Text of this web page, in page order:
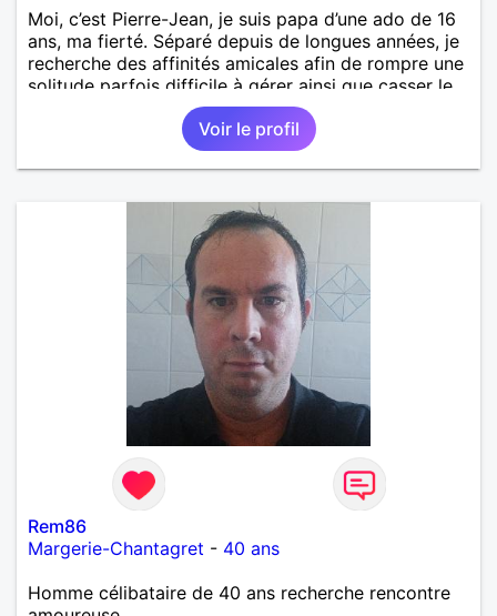
Moi, c’est Pierre-Jean, je suis papa d’une ado de 16
ans, ma fierté. Séparé depuis de longues années, je
recherche des affinités amicales afin de rompre une
solitude parfois difficile à gérer ainsi que casser le
vague à l’âme. L’amitié reste extrêmement
importante à mes yeux mais peut se décliner en des
sentiments plus puissants. « Le temps fera son
œuvre » disait Arthur Schopenhauer, philosophe
autant être trop locace. Je suis bourré de qualités
avec très peu de défauts. Je suis altruiste,
bienveillant, empathique, attentionné, honnête,
respectueux, doux de caractère et compréhensif : je
laisse « glisser » beaucoup de choses. Mais ne vous
m’éprenez pas Mesdames, si une personne que
j’aime me trahit une fois, il n’y aura pas de seconde
chance et je l’effacerai à « vitam eternam ».
Néanmoins, je suis un tout petit peu maniaque ainsi
qu’impatient. J’essaye de faire des efforts. Rien de
bien dramatique ! Du moins je le pense……Je suis un
homme facile à vivre. À vous si vous le souhaitez,
d’apprendre à me connaître davantage. J’en serai
ravi….A très bientôt je l’espère.
Voir le profil
Rem86
Margerie-Chantagret - 40 ans
Homme célibataire de 40 ans recherche rencontre